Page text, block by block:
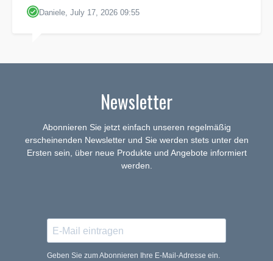
Daniele, July 17, 2026 09:55
Newsletter
Abonnieren Sie jetzt einfach unseren regelmäßig
erscheinenden Newsletter und Sie werden stets unter den
Ersten sein, über neue Produkte und Angebote informiert
werden.
Geben Sie zum Abonnieren Ihre E-Mail-Adresse ein.